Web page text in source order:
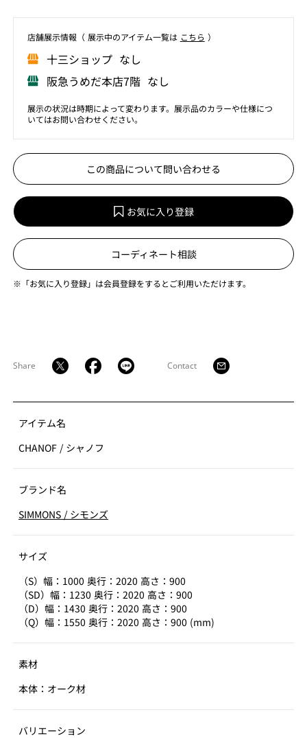
店舗展⽰情報（ 展⽰中のアイテム⼀覧は こちら ）
⼗三ショップ なし
阪急うめだ本店7階 なし
展示の状況は時期によって変わります。展示品のカラーや仕様につ
いてはお問い合わせください。
この商品について問い合わせる
お気に入り登録
コーディネート相談
※「お気に入り登録」は会員登録をするとご利用いただけます。
Share Contact
アイテム名
CHANOF / シャノフ
ブランド名
SIMMONS / シモンズ
サイズ
（S）幅：1000 奥行：2020 高さ：900
（SD）幅：1230 奥行：2020 高さ：900
（D）幅：1430 奥行：2020 高さ：900
（Q）幅：1550 奥行：2020 高さ：900 (mm)
素材
本体：オーク材
バリエーション